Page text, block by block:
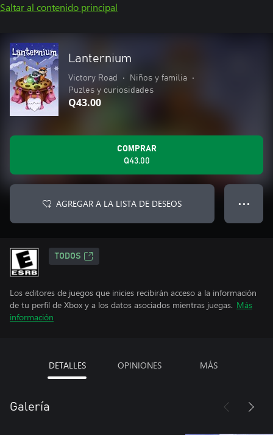
Saltar al contenido principal
Lanternium
Victory Road • Niños y familia
•
Puzles y curiosidades
Q43.00
COMPRAR
Q43.00
AGREGAR A LA LISTA DE DESEOS ● ● ●
TODOS
Los editores de juegos que inicies recibirán acceso a la información
de tu perfil de Xbox y a los datos asociados mientras juegas. Más
información
DETALLES OPINIONES MÁS
Galería